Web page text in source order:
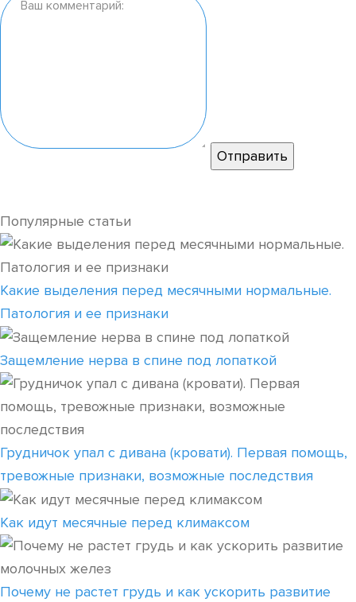
Популярные статьи
Какие выделения перед месячными нормальные.
Патология и ее признаки
Защемление нерва в спине под лопаткой
Грудничок упал с дивана (кровати). Первая помощь,
тревожные признаки, возможные последствия
Как идут месячные перед климаксом
Почему не растет грудь и как ускорить развитие